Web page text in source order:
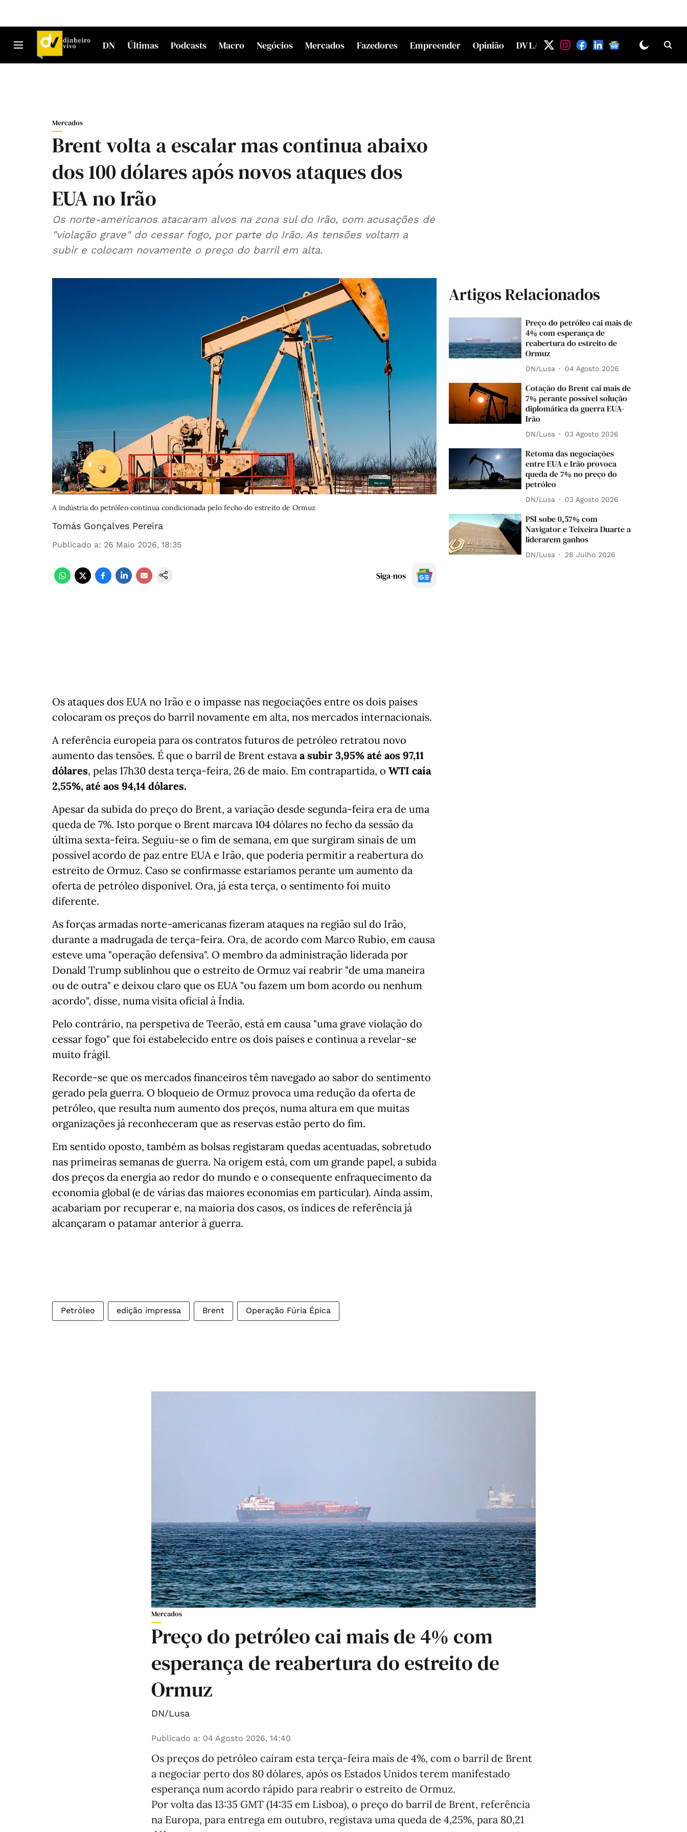
DN Últimas Podcasts Macro Negócios Mercados Fazedores Empreender Opinião DV LAB
Mercados
Brent volta a escalar mas continua abaixo
dos 100 dólares após novos ataques dos
EUA no Irão
Os norte-americanos atacaram alvos na zona sul do Irão, com acusações de
"violação grave" do cessar fogo, por parte do Irão. As tensões voltam a
subir e colocam novamente o preço do barril em alta.
A indústria do petróleo continua condicionada pelo fecho do estreito de Ormuz
Tomás Gonçalves Pereira
Publicado a: 26 Maio 2026, 18:35
Siga-nos
Os ataques dos EUA no Irão e o impasse nas negociações entre os dois países
colocaram os preços do barril novamente em alta, nos mercados internacionais.
A referência europeia para os contratos futuros de petróleo retratou novo
aumento das tensões. É que o barril de Brent estava a subir 3,95% até aos 97,11
dólares, pelas 17h30 desta terça-feira, 26 de maio. Em contrapartida, o WTI caía
2,55%, até aos 94,14 dólares.
Apesar da subida do preço do Brent, a variação desde segunda-feira era de uma
queda de 7%. Isto porque o Brent marcava 104 dólares no fecho da sessão da
última sexta-feira. Seguiu-se o fim de semana, em que surgiram sinais de um
possível acordo de paz entre EUA e Irão, que poderia permitir a reabertura do
estreito de Ormuz. Caso se confirmasse estaríamos perante um aumento da
oferta de petróleo disponível. Ora, já esta terça, o sentimento foi muito
diferente.
As forças armadas norte-americanas fizeram ataques na região sul do Irão,
durante a madrugada de terça-feira. Ora, de acordo com Marco Rubio, em causa
esteve uma "operação defensiva". O membro da administração liderada por
Donald Trump sublinhou que o estreito de Ormuz vai reabrir "de uma maneira
ou de outra" e deixou claro que os EUA "ou fazem um bom acordo ou nenhum
acordo", disse, numa visita oficial à Índia.
Pelo contrário, na perspetiva de Teerão, está em causa "uma grave violação do
cessar fogo" que foi estabelecido entre os dois países e continua a revelar-se
muito frágil.
Recorde-se que os mercados financeiros têm navegado ao sabor do sentimento
gerado pela guerra. O bloqueio de Ormuz provoca uma redução da oferta de
petróleo, que resulta num aumento dos preços, numa altura em que muitas
organizações já reconheceram que as reservas estão perto do fim.
Em sentido oposto, também as bolsas registaram quedas acentuadas, sobretudo
nas primeiras semanas de guerra. Na origem está, com um grande papel, a subida
dos preços da energia ao redor do mundo e o consequente enfraquecimento da
economia global (e de várias das maiores economias em particular). Ainda assim,
acabariam por recuperar e, na maioria dos casos, os índices de referência já
alcançaram o patamar anterior à guerra.
Petróleo edição impressa Brent Operação Fúria Épica
Artigos Relacionados
Preço do petróleo cai mais de
4% com esperança de
reabertura do estreito de
Ormuz
DN/Lusa 04 Agosto 2026
Cotação do Brent cai mais de
7% perante possível solução
diplomática da guerra EUA-
Irão
DN/Lusa 03 Agosto 2026
Retoma das negociações
entre EUA e Irão provoca
queda de 7% no preço do
petróleo
DN/Lusa 03 Agosto 2026
PSI sobe 0,57% com
Navigator e Teixeira Duarte a
liderarem ganhos
DN/Lusa 28 Julho 2026
Mercados
Preço do petróleo cai mais de 4% com
esperança de reabertura do estreito de
Ormuz
DN/Lusa
Publicado a: 04 Agosto 2026, 14:40
Os preços do petróleo caíram esta terça-feira mais de 4%, com o barril de Brent
a negociar perto dos 80 dólares, após os Estados Unidos terem manifestado
esperança num acordo rápido para reabrir o estreito de Ormuz.
Por volta das 13:35 GMT (14:35 em Lisboa), o preço do barril de Brent, referência
na Europa, para entrega em outubro, registava uma queda de 4,25%, para 80,21